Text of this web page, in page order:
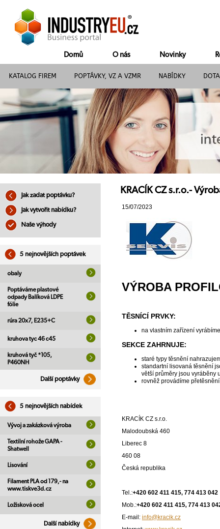
Domů O nás Novinky
KATALOG FIREM POPTÁVKY, VZ A VZMR NABÍDKY
Jak zadat poptávku?
Jak vytvořit nabídku?
Naše výhody
5 nejnovějších poptávek
obaly
Poptáváme plastové
odpady Balíková LDPE
fólie
rúra 20x7, E235+C
kruhova tyc 46 c45
kruhová tyč *105,
P460NH
Další poptávky
5 nejnovějších nabídek
Vývoj a zakázková výroba
Textilní rohože GAPA -
Shatwell
Lisování
Filament PLA od 179,- na
www.tiskve3d.cz
Ložisková ocel
Další nabídky
KRACÍK CZ s.r.o.-
15/07/2023
VÝROBA
TĚSNÍCÍ PRVKY:
na vlastním zařízení
SEKCE ZAHRNUJE:
staré typy těsnění
standartní lisovaná těsnění
větší průměry jsou vyráběny
rovněž provádíme
KRACÍK CZ s.r.o.
Malodoubská 460
Liberec 8
460 08
Česká republika
Tel.:+420 602 411 415, 774 413 042
Mob.:+420 602 411 415, 774 413
E-mail: info@kracik.cz